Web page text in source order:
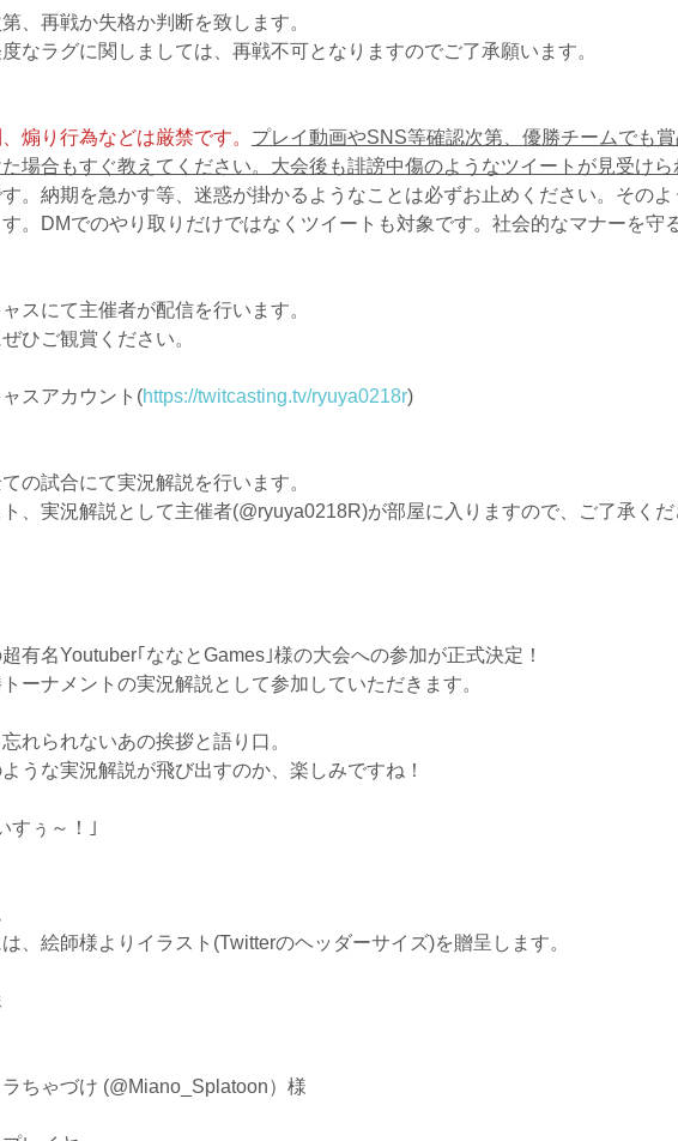
、再戦か失格か判断を致します。
なラグに関しましては、再戦不可となりますのでご了承願います。
煽り行為などは厳禁です。 プレイ動画やSNS等確認次第、優勝チームでも
場合もすぐ教えてください。大会後も誹謗中傷のようなツイートが見受けら
。納期を急かす等、迷惑が掛かるようなことは必ずお止めください。その
。DMでのやり取りだけではなくツイートも対象です。社会的なマナーを守
スにて主催者が配信を行います。
ひご観賞ください。
スアカウント(https://twitcasting.tv/ryuya0218r)
の試合にて実況解説を行います。
、実況解説として主催者(@ryuya0218R)が部屋に入りますので、ご了承くだ
有名Youtuber｢ななとGames｣様の大会への参加が正式決定！
ーナメントの実況解説として参加していただきます。
れられないあの挨拶と語り口。
うな実況解説が飛び出すのか、楽しみですね！
すぅ～！｣
、絵師様よりイラスト(Twitterのヘッダーサイズ)を贈呈します。
ちゃづけ (@Miano_Splatoon）様